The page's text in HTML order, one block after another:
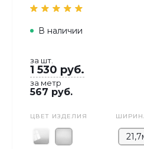
В наличии
за шт.
1 530 руб.
за метр
567 руб.
ЦВЕТ ИЗДЕЛИЯ